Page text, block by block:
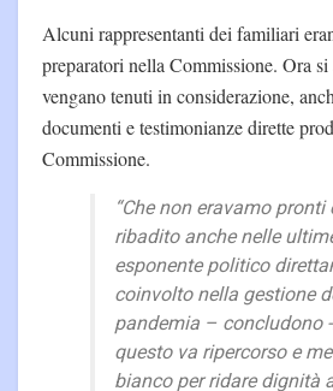
Alcuni rappresentanti dei familiari
preparatori nella Commissione. Ora
vengano tenuti in considerazione,
documenti e testimonianze dirette
Commissione.
“Che non eravamo pronti
ribadito anche nelle
esponente politico
coinvolto nella gestione
pandemia – concludono
questo va ripercorso e
bianco per ridare dignità